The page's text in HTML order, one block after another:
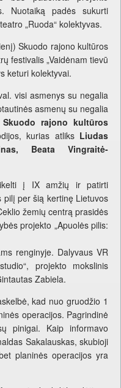
Nuotaiką padės sukurti
„Ruoda“ kolektyvas.
Skuodo rajono kultūros
festivalis „Vaidėnam tievū
keturi kolektyvai.
visi asmenys su negalia
asmenų su negalia
rajono kultūros
kurias atliks Liudas
Beata Vingraitė-
į IX amžių ir patirti
pilį per šią kertinę Lietuvos
žemių centrą prasidės
projekto „Apuolės pilis:
renginyje. Dalyvaus VR
projekto mokslinis
Zabiela.
kad nuo gruodžio 1
operacijos. Pagrindinė
pinigai. Kaip informavo
Sakalauskas, skubioji
planinės operacijos yra